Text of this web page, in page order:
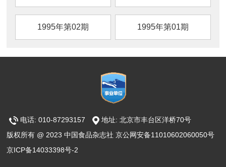
1995年第02期 1995年第01期
电话: 010-87293157
地址: 北京市丰台区洋桥70号
版权所有 @ 2023 中国食品杂志社 京公网安备11010602060050号
京ICP备14033398号-2